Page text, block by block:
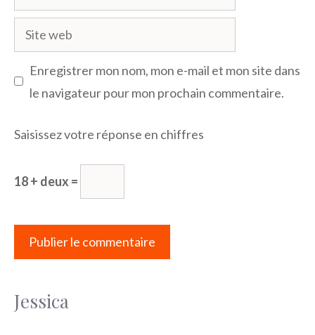
mail
Site
web
Enregistrer mon nom, mon e-mail et mon site dans
le navigateur pour mon prochain commentaire.
Saisissez votre réponse en chiffres
18 + deux =
Jessica